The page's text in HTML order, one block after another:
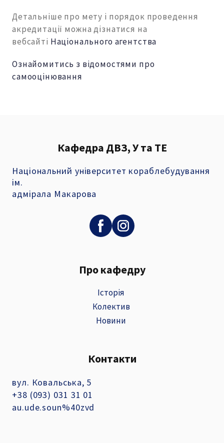
Детальніше про мету і порядок проведення
акредитації можна дізнатися на
вебсайті Національного агентства
Ознайомитись з відомостями про
самооцінювання
Кафедра ДВЗ, У та ТЕ
Національний університет кораблебудування
ім.
адмірала Макарова
Про кафедру
Історія
Колектив
Новини
Контакти
вул. Ковальська, 5
+38 (093) 031 31 01
au.ude.soun%40zvd